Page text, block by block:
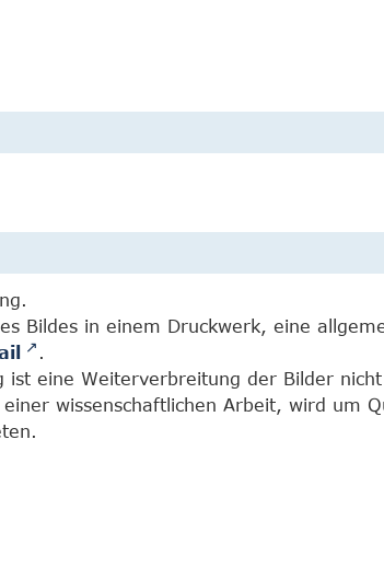
Bildes in einem Druckwerk, eine
.
ist eine Weiterverbreitung der Bilder
wissenschaftlichen Arbeit, wird um